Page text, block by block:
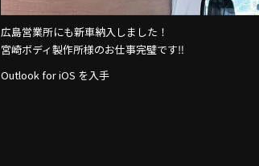
広島営業所にも新車納入しました！
宮崎ボディ製作所様のお仕事完璧です‼︎
Outlook for iOS を入手